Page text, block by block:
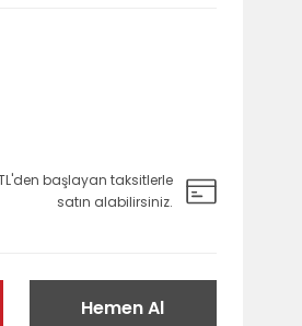
başlayan taksitlerle
satın alabilirsiniz.
Hemen Al